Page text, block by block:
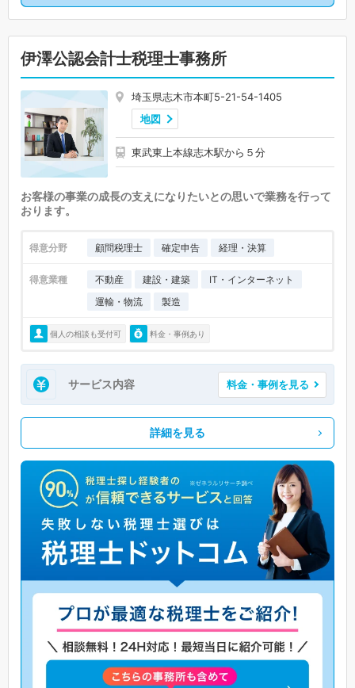
伊澤公認会計士税理士事務所
埼玉県志木市本町5-21-54-1405
地図
東武東上本線志木駅から５分
お客様の事業の成長の支えになりたいとの思いで業務を行って
おります。
得意分野 顧問税理士 確定申告 経理・決算
得意業種 不動産 建設・建築
IT・インターネット
運輸・物流
製造
個人の相談も受付可 料金・事例あり
サービス内容 料金・事例を見る
詳細を見る